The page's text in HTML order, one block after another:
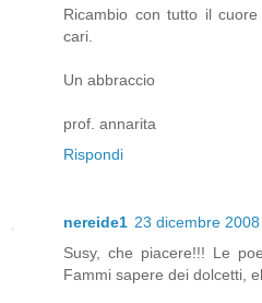
Ricambio con tutto il
cari.
Un abbraccio
prof. annarita
Rispondi
nereide1 23 dicembre
Susy, che piacere!!! Le
Fammi sapere dei dolcetti,